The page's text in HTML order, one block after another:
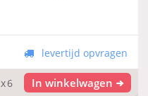
levertijd opvragen
x6 In winkelwagen